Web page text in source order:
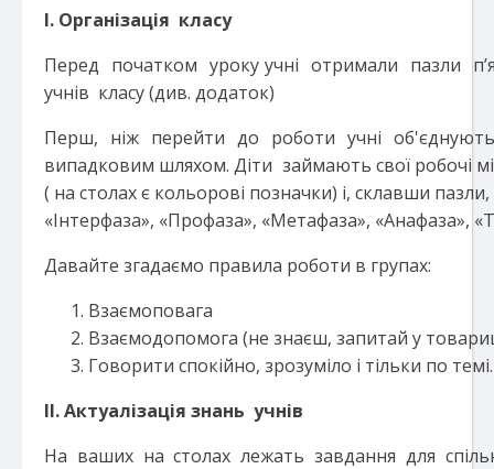
І. Організація класу
Перед початком уроку учні отримали пазли
учнів класу (див. додаток)
Перш, ніж перейти до роботи учні
випадковим шляхом. Діти займають свої робочі
( на столах є кольорові позначки) і, склавши
«Інтерфаза», «Профаза», «Метафаза», «Анафаза»,
Давайте згадаємо правила роботи в групах:
Взаємоповага
Взаємодопомога (не знаєш, запитай у
Говорити спокійно, зрозуміло і тільки по темі.
ІІ. Актуалізація знань учнів
На ваших на столах лежать завдання для